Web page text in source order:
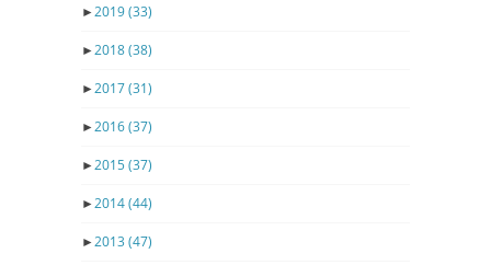
►2019(33)
►2018(38)
►2017(31)
►2016(37)
►2015(37)
►2014(44)
►2013 (47)